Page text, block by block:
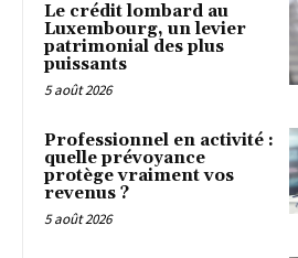
Le crédit lombard au
Luxembourg, un levier
patrimonial des plus
puissants
5 août 2026
Professionnel en activité :
quelle prévoyance
protège vraiment vos
revenus ?
5 août 2026